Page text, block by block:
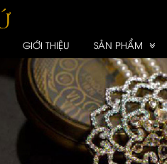
GIỚI THIỆU SẢN PHẨM